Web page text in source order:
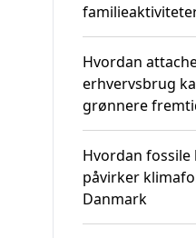
Hvordan
erhvervsbrug
grønnere
Hvordan
påvirker
Danmark